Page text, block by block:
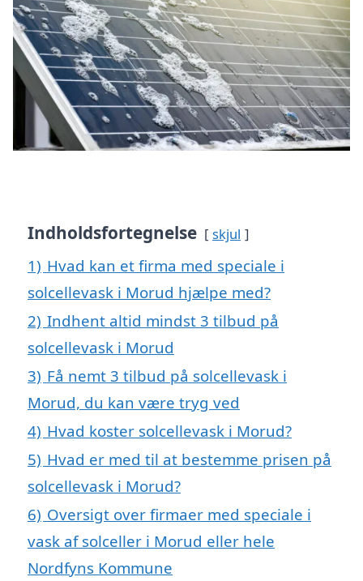
Indholdsfortegnelse skjul
1) Hvad kan et firma med speciale i
solcellevask i Morud hjælpe med?
2) Indhent altid mindst 3 tilbud på
solcellevask i Morud
3) Få nemt 3 tilbud på solcellevask i
Morud, du kan være tryg ved
4) Hvad koster solcellevask i Morud?
5) Hvad er med til at bestemme prisen på
solcellevask i Morud?
6) Oversigt over firmaer med speciale i
vask af solceller i Morud eller hele
Nordfyns Kommune